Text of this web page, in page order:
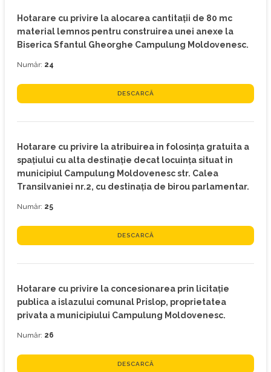
Hotarare cu privire la alocarea cantitaţii de 80 mc
material lemnos pentru construirea unei anexe la
Biserica Sfantul Gheorghe Campulung Moldovenesc.
Număr: 24
DESCARCĂ
Hotarare cu privire la atribuirea in folosinţa gratuita a
spaţiului cu alta destinaţie decat locuinţa situat in
municipiul Campulung Moldovenesc str. Calea
Transilvaniei nr.2, cu destinaţia de birou parlamentar.
Număr: 25
DESCARCĂ
Hotarare cu privire la concesionarea prin licitaţie
publica a islazului comunal Prislop, proprietatea
privata a municipiului Campulung Moldovenesc.
Număr: 26
DESCARCĂ